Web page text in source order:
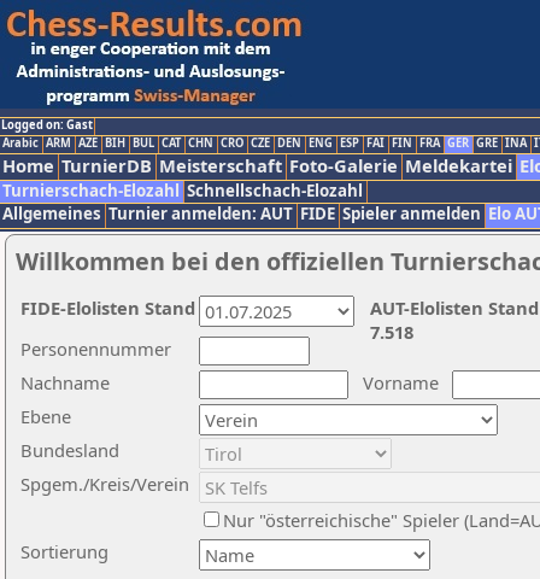
Logged on: Gast
Arabic ARM AZE BIH BUL CAT CHN CRO CZE DEN ENG ESP FAI FIN FRA GER GRE INA
Home TurnierDB Meisterschaft Foto-Galerie Meldekartei
Turnierschach-Elozahl Schnellschach-Elozahl
Allgemeines Turnier anmelden: AUT FIDE Spieler anmelden Elo
Willkommen bei den offiziellen
Nachname
Vorname
Ebene
Sortierung
Personennummer
Bundesland
Spgem./Kreis/Verein
Nur "österreichische" Spieler
AUT-Elolisten
7.518
FIDE-Elolisten Stand